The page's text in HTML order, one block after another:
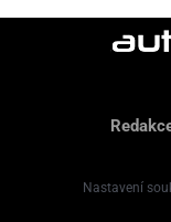
Nastavení